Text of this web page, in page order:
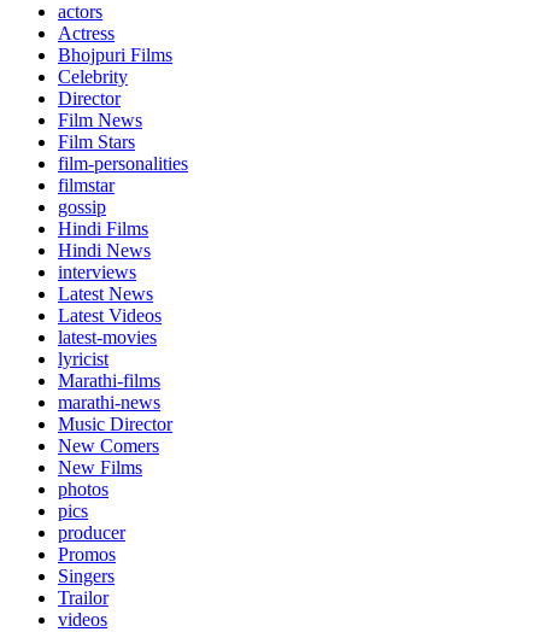
actors
Actress
Bhojpuri Films
Celebrity
Director
Film News
Film Stars
film-personalities
filmstar
gossip
Hindi Films
Hindi News
interviews
Latest News
Latest Videos
latest-movies
lyricist
Marathi-films
marathi-news
Music Director
New Comers
New Films
photos
pics
producer
Promos
Singers
Trailor
videos